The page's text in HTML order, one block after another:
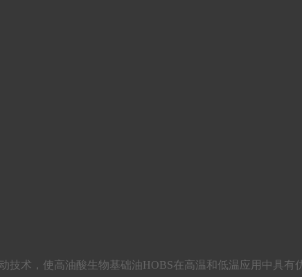
技术，使高油酸生物基础油HOBS在高温和低温应用中具有